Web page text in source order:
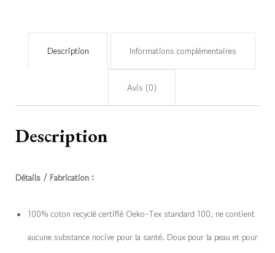
Description Informations complémentaires
Avis (0)
Description
Détails / Fabrication :
100% coton recyclé certifié Oeko-Tex standard 100, ne contient
aucune substance nocive pour la santé. Doux pour la peau et pour